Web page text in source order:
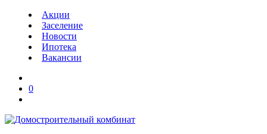
Акции
Заселение
Новости
Ипотека
Вакансии
0